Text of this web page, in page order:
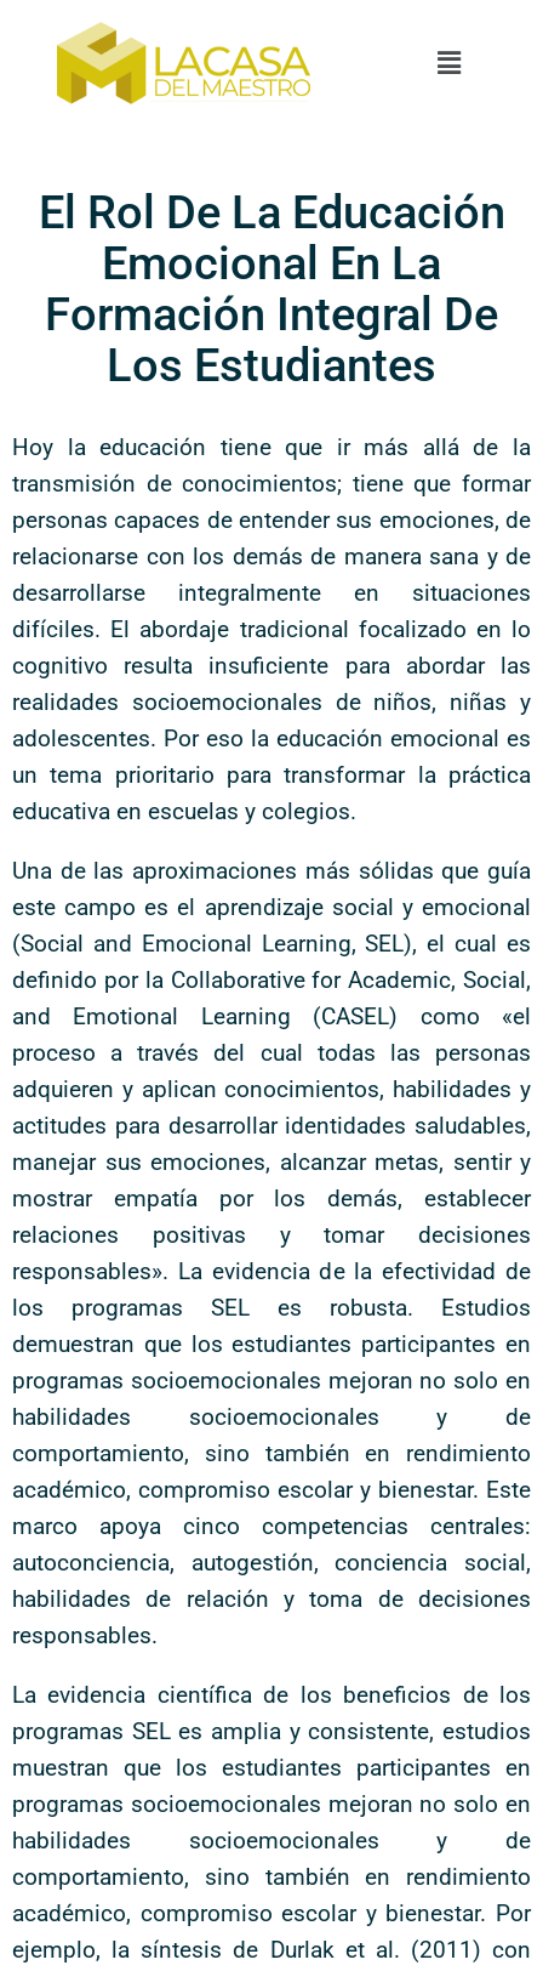
El Rol De La Educación
Emocional En La
Formación Integral De
Los Estudiantes
Hoy la educación tiene que ir más allá de la
transmisión de conocimientos; tiene que formar
personas capaces de entender sus emociones, de
relacionarse con los demás de manera sana y de
desarrollarse integralmente en situaciones
difíciles. El abordaje tradicional focalizado en lo
cognitivo resulta insuficiente para abordar las
realidades socioemocionales de niños, niñas y
adolescentes. Por eso la educación emocional es
un tema prioritario para transformar la práctica
educativa en escuelas y colegios.
Una de las aproximaciones más sólidas que guía
este campo es el aprendizaje social y emocional
(Social and Emocional Learning, SEL), el cual es
definido por la Collaborative for Academic, Social,
and Emotional Learning (CASEL) como «el
proceso a través del cual todas las personas
adquieren y aplican conocimientos, habilidades y
actitudes para desarrollar identidades saludables,
manejar sus emociones, alcanzar metas, sentir y
mostrar empatía por los demás, establecer
relaciones positivas y tomar decisiones
responsables». La evidencia de la efectividad de
los programas SEL es robusta. Estudios
demuestran que los estudiantes participantes en
programas socioemocionales mejoran no solo en
habilidades socioemocionales y de
comportamiento, sino también en rendimiento
académico, compromiso escolar y bienestar. Este
marco apoya cinco competencias centrales:
autoconciencia, autogestión, conciencia social,
habilidades de relación y toma de decisiones
responsables.
La evidencia científica de los beneficios de los
programas SEL es amplia y consistente, estudios
muestran que los estudiantes participantes en
programas socioemocionales mejoran no solo en
habilidades socioemocionales y de
comportamiento, sino también en rendimiento
académico, compromiso escolar y bienestar. Por
ejemplo, la síntesis de Durlak et al. (2011) con